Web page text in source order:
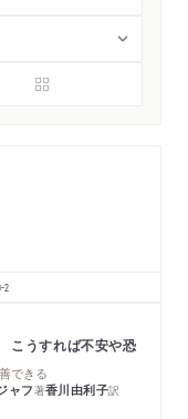
2
こうすれば不安や恐
できる
ャフ著香川由利子訳